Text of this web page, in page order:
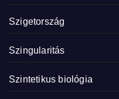
Szigetország
Szingularitás
Szintetikus biológia